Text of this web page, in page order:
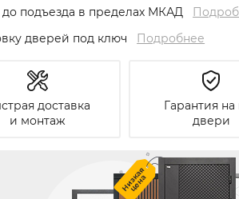
до подъезда в пределах МКАД
дверей под ключ Подробнее
доставка
и монтаж
Гарантия на
двери